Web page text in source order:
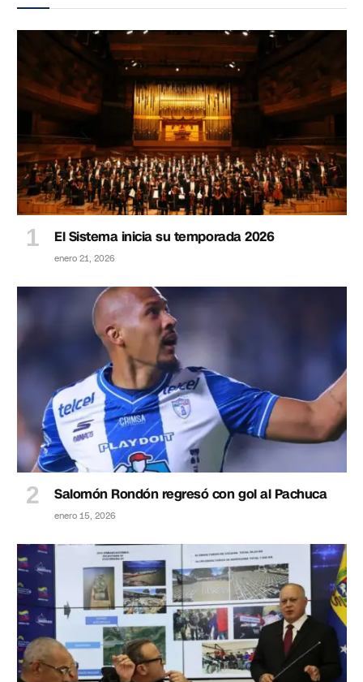
El Sistema inicia su temporada 2026
enero 21, 2026
Salomón Rondón regresó con gol al Pachuca
enero 15, 2026